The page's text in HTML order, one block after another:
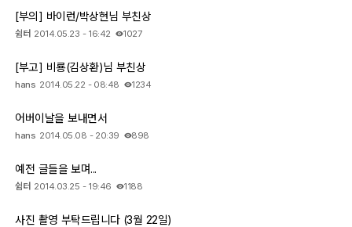
[부의] 바이런/박상현님 부친상
쉼터 2014.05.23 - 16:42 1027
[부고] 비룡(김상환)님 부친상
hans 2014.05.22 - 08:48 1234
어버이날을 보내면서
hans 2014.05.08 - 20:39 898
예전 글들을 보며...
쉼터 2014.03.25 - 19:46 1188
사진 촬영 부탁드립니다 (3월 22일)